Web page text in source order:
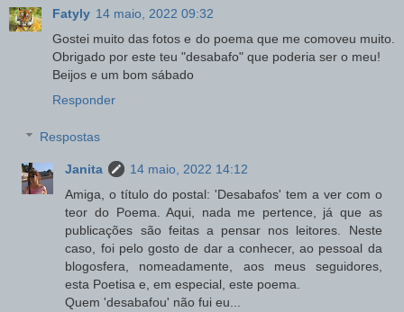
Fatyly 14 maio, 2022 09:32
Gostei muito das fotos e do poema que me comoveu muito.
Obrigado por este teu "desabafo" que poderia ser o meu!
Beijos e um bom sábado
Responder
Respostas
Janita
14 maio, 2022 14:12
Amiga, o título do postal: 'Desabafos' tem a ver com o
teor do Poema. Aqui, nada me pertence, já que as
publicações são feitas a pensar nos leitores. Neste
caso, foi pelo gosto de dar a conhecer, ao pessoal da
blogosfera, nomeadamente, aos meus seguidores,
esta Poetisa e, em especial, este poema.
Quem 'desabafou' não fui eu...